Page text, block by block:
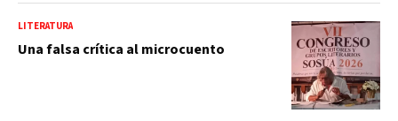
LITERATURA
Una falsa crítica al microcuento